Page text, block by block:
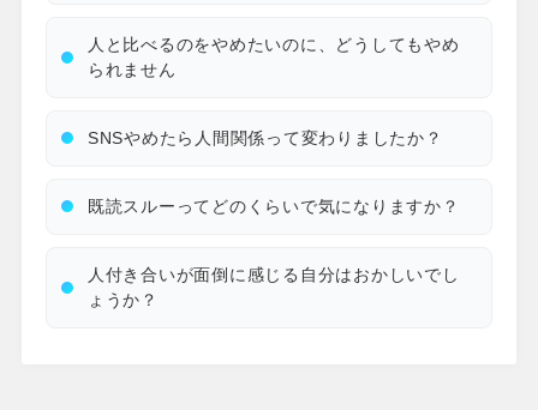
人と比べるのをやめたいのに、どうしてもやめ
られません
SNSやめたら人間関係って変わりましたか？
既読スルーってどのくらいで気になりますか？
人付き合いが面倒に感じる自分はおかしいでし
ょうか？